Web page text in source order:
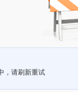
，请刷新重试